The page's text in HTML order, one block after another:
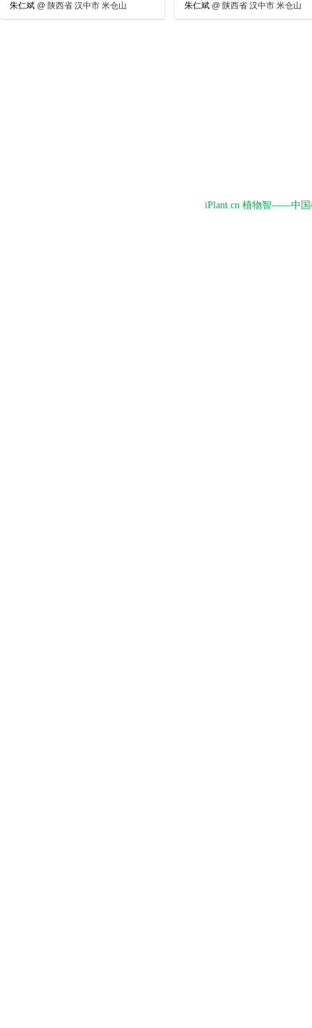
朱仁斌 @ 陕西省 汉中市 米仓山
朱仁斌 @ 陕西省 汉中市 米仓山
iPlant.cn 植物智——中国